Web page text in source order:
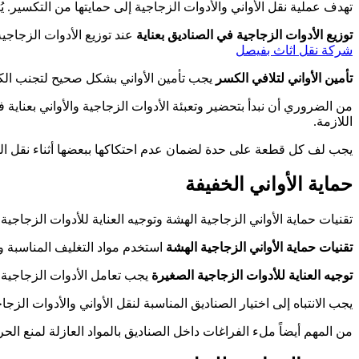
تهدف عملية نقل الأواني والأدوات الزجاجية إلى حمايتها من
توزيع الأدوات الزجاجية في الصناديق بعناية عند توزيع الأدوات
شركة نقل اثاث بفيصل
تأمين الأواني لتلافي الكسر يجب تأمين الأواني بشكل صحيح لتجنب
من الضروري أن نبدأ بتحضير وتعبئة الأدوات الزجاجية والأواني
اللازمة.
يجب لف كل قطعة على حدة لضمان عدم احتكاكها ببعضها أثناء نقل
حماية الأواني الخفيفة
تقنيات حماية الأواني الزجاجية الهشة وتوجيه العناية للأدوات
تقنيات حماية الأواني الزجاجية الهشة استخدم مواد التغليف
توجيه العناية للأدوات الزجاجية الصغيرة يجب تعامل الأدوات
يجب الانتباه إلى اختيار الصناديق المناسبة لنقل الأواني
من المهم أيضاً ملء الفراغات داخل الصناديق بالمواد العازلة لمنع